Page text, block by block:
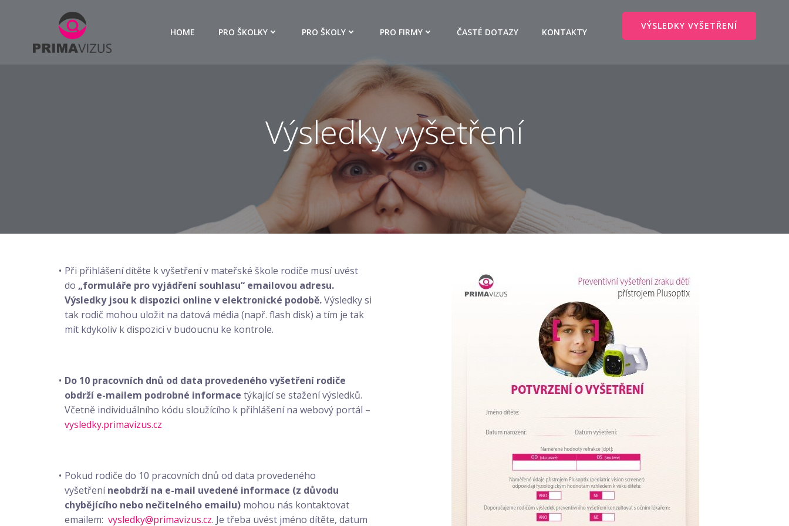
HOME PRO ŠKOLKY PRO ŠKOLY PRO FIRMY ČASTÉ DOTAZY KONTAKTY
VÝSLEDKY VYŠETŘENÍ
Výsledky vyšetření
Při přihlášení dítěte k vyšetření v mateřské škole rodiče musí uvést
do „formuláře pro vyjádření souhlasu“ emailovou adresu.
Výsledky jsou k dispozici online v elektronické podobě.Výsledky si
tak rodič mohou uložit na datová média (např. flash disk) a tím je tak
mít kdykoliv k dispozici v budoucnu ke kontrole.
Do 10 pracovních dnů od data provedeného vyšetření rodiče
obdrží e-mailem podrobné informace týkající se stažení výsledků.
Včetně individuálního kódu sloužícího k přihlášení na webový portál –
vysledky.primavizus.cz
Pokud rodiče do 10 pracovních dnů od data provedeného
vyšetřeníneobdrží na e-mail uvedené informace (z důvodu
chybějícího nebo nečitelného emailu) mohou nás kontaktovat
emailem: vysledky@primavizus.cz. Je třeba uvést jméno dítěte, datum